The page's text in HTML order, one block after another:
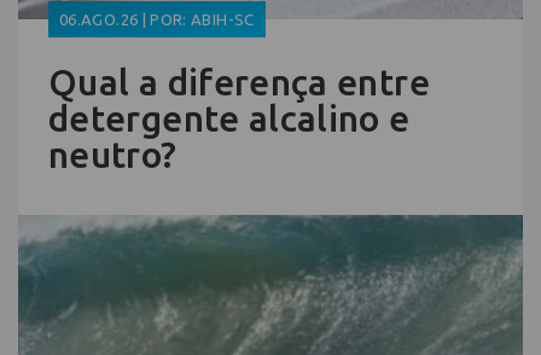
06.AGO.26 | POR: ABIH-SC
Qual a diferença entre
detergente alcalino e
neutro?